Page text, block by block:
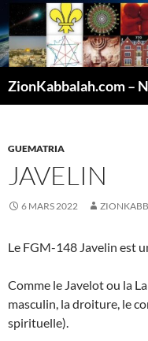
ZionKabbalah.com –
GUEMATRIA
JAVELIN
6 MARS 2022
Le FGM-148 Javelin est
Comme le Javelot ou la
masculin, la droiture, le
spirituelle).